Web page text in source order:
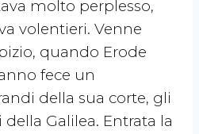
molto perplesso,
volentieri. Venne
quando Erode
fece un
della sua corte, gli
Galilea. Entrata la